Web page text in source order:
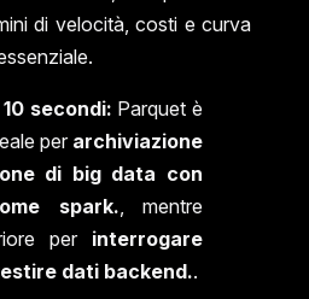
di velocità, costi e curva
secondi: Parquet è
per archiviazione
di big data con
spark. , mentre
per interrogare
dati backend..